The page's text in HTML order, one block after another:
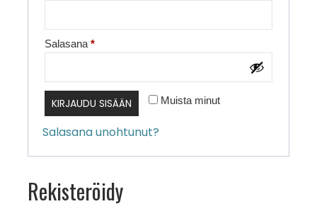
Salasana *Vaaditaan
Muista minut
KIRJAUDU SISÄÄN
Salasana unohtunut?
Rekisteröidy